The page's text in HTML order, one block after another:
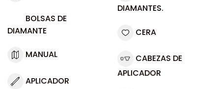
BOLSAS DE
DIAMANTE
MANUAL
APLICADOR
DIAMANTES.
CERA
CABEZAS DE
APLICADOR